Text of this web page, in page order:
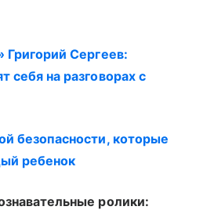
Григорий Сергеев:
себя на разговорах с
безопасности, которые
ребенок
ролики: